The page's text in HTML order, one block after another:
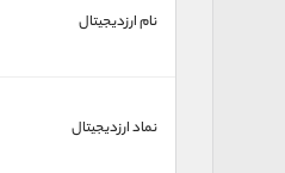
نام ارزدیجیتال
نماد ارزدیجیتال